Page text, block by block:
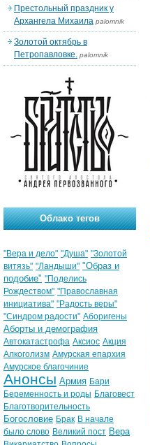
Престольный праздник у
Архангела Михаила palomnik
Золотой октябрь в
Петропавловке. palomnik
Облако тегов
"Вера и дело" "Душа" "Золотой
витязь" "Ландыши" "Образ и
подобие" "Поделись
Рождеством" "Православная
инициатива" "Радость веры"
"Синдром радости" Аборигены
Аборты и демография
Автокатастрофа Аксиос Акция
Алкоголизм Амурская епархия
Амурское благочиние
Анонсы Армия Бари
Беременность и роды Благовест
Благотворительность
Богословие Брак В начале
было слово Великий пост Вера